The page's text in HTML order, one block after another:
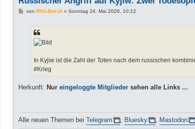
Bvon RSS-Bot-UI» Sonntag 24. Mai 2026, 10:12
In Kyjiw ist die Zahl der Toten nach dem russischen
#Krieg
Herkunft: Nur eingeloggte Mitglieder sehen alle Links ...
Alle neuen Themen bei Telegram Bluesky Mastodon